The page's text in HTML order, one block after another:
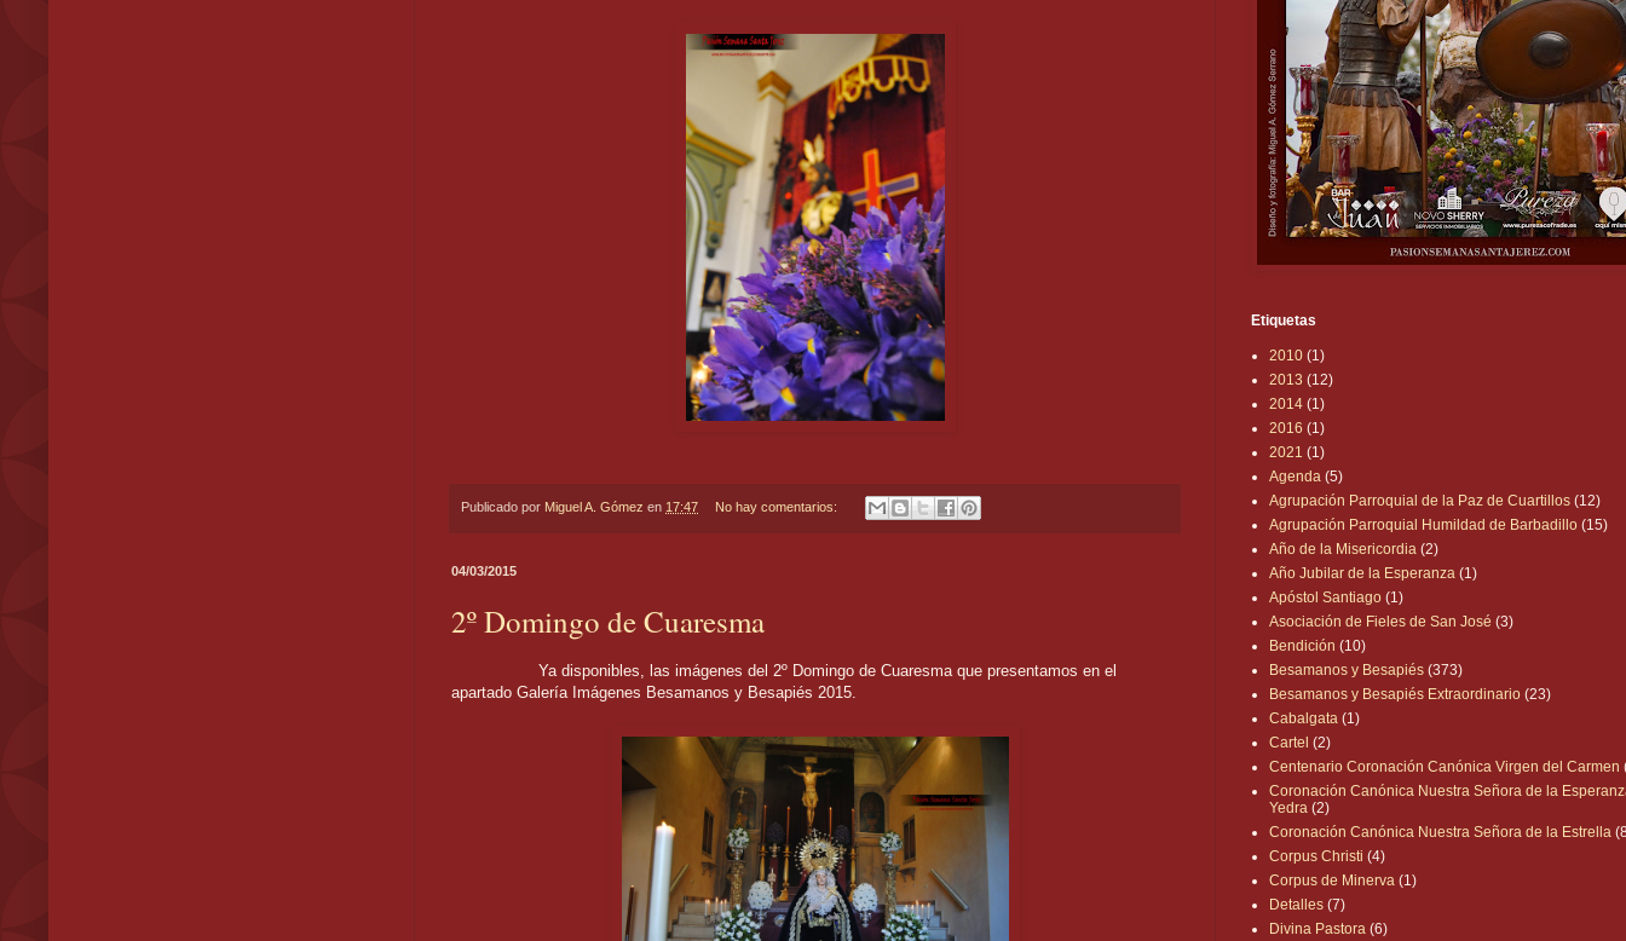
Publicado por Miguel A. Gómez en 17:47 No hay comentarios:
04/03/2015
2º Domingo de Cuaresma
Ya disponibles, las imágenes del 2º Domingo de Cuaresma que presentamos en el
apartado Galería Imágenes Besamanos y Besapiés 2015.
Etiquetas
2010 (1)
2013 (12)
2014 (1)
2016 (1)
2021 (1)
Agenda (5)
Agrupación Parroquial de la Paz de Cuartillos (12)
Agrupación Parroquial Humildad de Barbadillo (15)
Año de la Misericordia (2)
Año Jubilar de la Esperanza (1)
Apóstol Santiago (1)
Asociación de Fieles de San José (3)
Bendición (10)
Besamanos y Besapiés (373)
Besamanos y Besapiés Extraordinario (23)
Cabalgata (1)
Cartel (2)
Centenario Coronación Canónica Virgen del Carmen
Coronación Canónica Nuestra Señora de la
Yedra (2)
Coronación Canónica Nuestra Señora de la Estrella
Corpus Christi (4)
Corpus de Minerva (1)
Detalles (7)
Divina Pastora (6)